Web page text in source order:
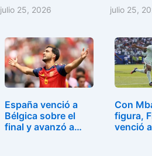
julio 25, 2026 julio 25,
España venció a
Bélgica sobre el
final y avanzó a…
Con
figura,
venció